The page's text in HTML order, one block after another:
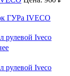
ГУРа IVECO
рулевой Iveco
рулевой Iveco